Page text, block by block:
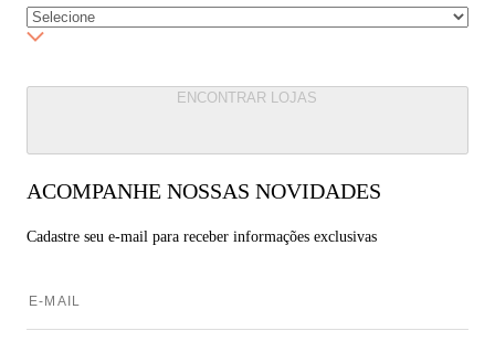
ENCONTRAR LOJAS
ACOMPANHE NOSSAS NOVIDADES
Cadastre seu e-mail para receber informações exclusivas